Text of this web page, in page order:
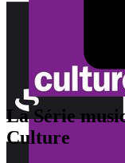
La Série
Culture